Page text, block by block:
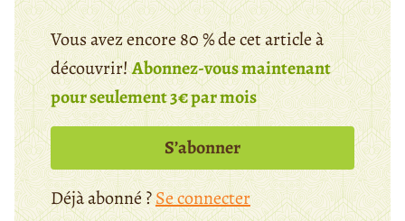
Vous avez encore 80 % de cet article à
découvrir!Abonnez-vous maintenant
pour seulement 3€ par mois
S’abonner
Déjà abonné ?Se connecter